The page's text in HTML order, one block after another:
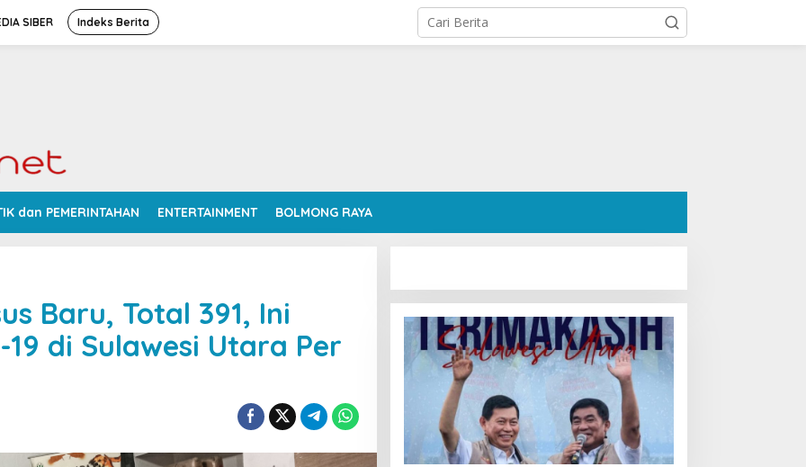
SIBER Indeks Berita
dan PEMERINTAHAN ENTERTAINMENT BOLMONG RAYA
Baru, Total 391, Ini
19 di Sulawesi Utara Per